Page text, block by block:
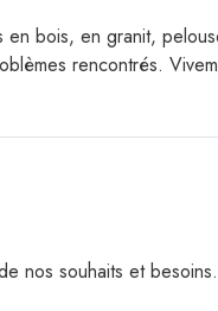
en bois, en granit,
rencontrés.
nos souhaits et